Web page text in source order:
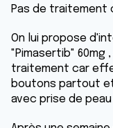
Pas de traitement
On lui propose
"Pimasertib" 60mg
traitement car
boutons partout
avec prise de